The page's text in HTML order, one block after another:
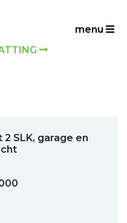
menu
SLK, garage en